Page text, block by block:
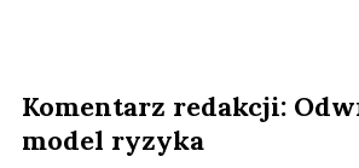
Komentarz redakcji:
model ryzyka